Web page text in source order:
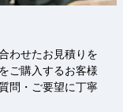
わせたお見積りを
ご購入するお客様
問・ご要望に丁寧